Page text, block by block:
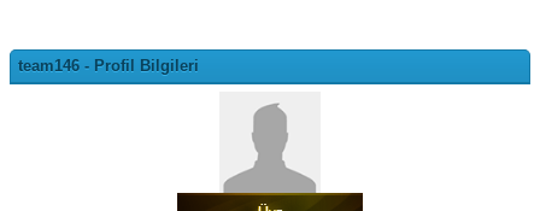
team146 - Profil Bilgileri